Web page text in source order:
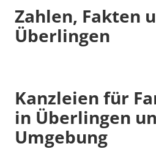
Zahlen, Fakten
Überlingen
Kanzleien für
in Überlingen
Umgebung